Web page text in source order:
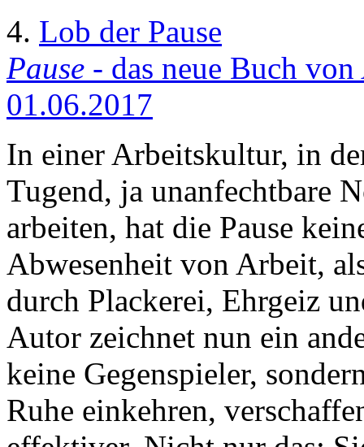
4. Lob der Pause
Pause - das neue Buch
01.06.2017
In einer Arbeitskultur, in
Tugend, ja unanfechtbare
arbeiten, hat die Pause
Abwesenheit von Arbeit,
durch Plackerei, Ehrgeiz
Autor zeichnet nun ein
keine Gegenspieler,
Ruhe einkehren,